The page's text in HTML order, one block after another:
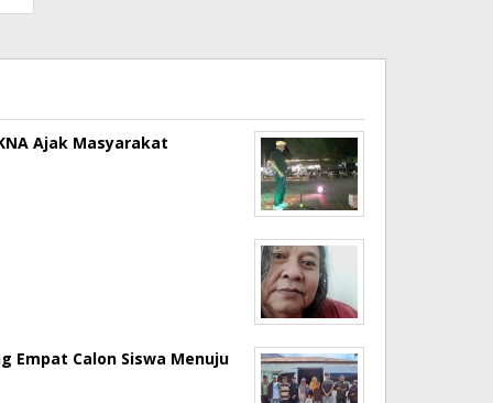
Ajak Masyarakat
Empat Calon Siswa Menuju